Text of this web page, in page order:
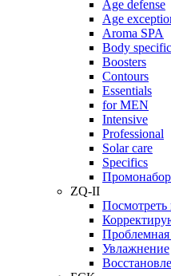
Age defense
Age
Aroma SPA
Body
Boosters
Contours
Essentials
for MEN
Intensive
Professional
Solar care
Specifics
ZQ-II
Посмотреть
Увлажнение